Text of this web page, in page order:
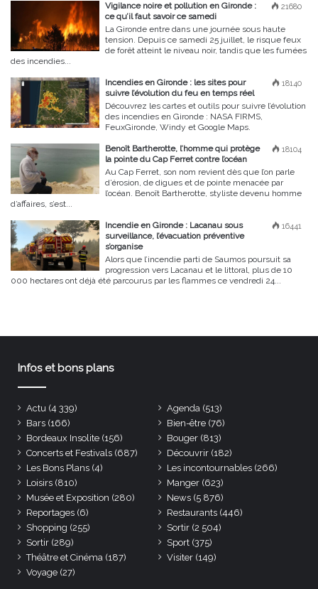
21680
Vigilance noire et pollution en Gironde :
ce qu’il faut savoir ce samedi
La Gironde entre dans une journée sous haute
tension. Depuis ce samedi 25 juillet, le risque feux
de forêt atteint le niveau noir, tandis que les fumées
des incendies...
18140
Incendies en Gironde : les sites pour
suivre l’évolution du feu en temps réel
Découvrez les cartes et outils pour suivre l’évolution
des incendies en Gironde : NASA FIRMS,
FeuxGironde, Windy et Google Maps.
18104
Benoît Bartherotte, l’homme qui protège
la pointe du Cap Ferret contre l’océan
Au Cap Ferret, son nom revient dès que l’on parle
d’érosion, de digues et de pointe menacée par
l’océan. Benoît Bartherotte, styliste devenu homme
d’affaires, s’est...
16441
Incendie en Gironde : Lacanau sous
surveillance, l’évacuation préventive
s’organise
Alors que l’incendie parti de Saumos poursuit sa
progression vers Lacanau et le littoral, plus de 10
000 hectares ont déjà été parcourus par les flammes ce vendredi 24...
Infos et bons plans
Actu (4 339) Agenda (513)
Bars (166) Bien-être (76)
Bordeaux Insolite (156) Bouger (813)
Concerts et Festivals (687) Découvrir (182)
Les Bons Plans (4) Les incontournables (266)
Loisirs (810) Manger (623)
Musée et Exposition (280) News (5 876)
Reportages (6) Restaurants (446)
Shopping (255) Sortir (2 504)
Sortir (289) Sport (375)
Théâtre et Cinéma (187) Visiter (149)
Voyage (27)